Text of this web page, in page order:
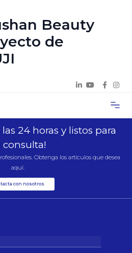
Beauty
de
24 horas y listos para
consulta!
Obtenga los artículos que desea
aquí.
con nosotros